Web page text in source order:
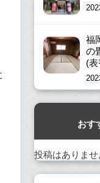
福
の
(
おす
投稿はありませ